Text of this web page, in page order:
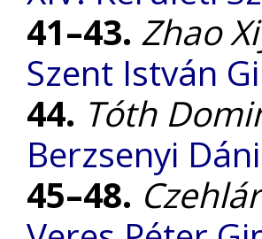
41–43. Zhao
Szent István
44. Tóth
Berzsenyi
45–48.